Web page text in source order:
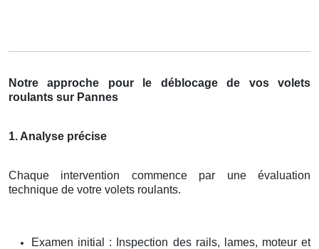
Notre approche pour le déblocage de vos volets
roulants sur Pannes
1. Analyse précise
Chaque intervention commence par une évaluation
technique de votre volets roulants.
Examen initial : Inspection des rails, lames, moteur et